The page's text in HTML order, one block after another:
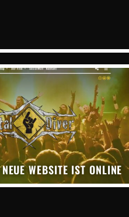
NEUE WEBSITE IST ONLINE